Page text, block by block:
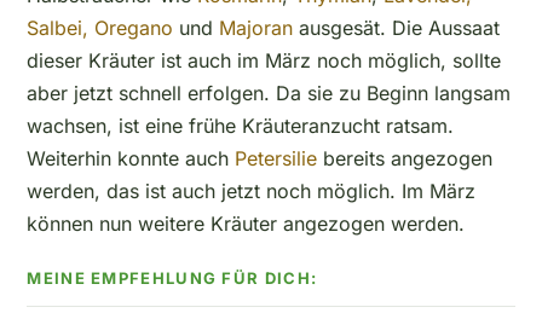
Salbei, Oregano und Majoran ausgesät. Die Aussaat
dieser Kräuter ist auch im März noch möglich, sollte
aber jetzt schnell erfolgen. Da sie zu Beginn langsam
wachsen, ist eine frühe Kräuteranzucht ratsam.
Weiterhin konnte auch Petersilie bereits angezogen
werden, das ist auch jetzt noch möglich. Im März
können nun weitere Kräuter angezogen werden.